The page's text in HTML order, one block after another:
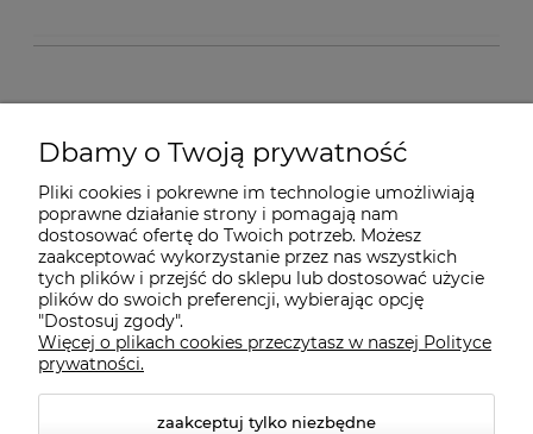
O nas
Dostawa i płatności
Pomoc
Gwarancja i Serwis
Dbamy o Twoją prywatność
Pliki cookies i pokrewne im technologie umożliwiają
poprawne działanie strony i pomagają nam
dostosować ofertę do Twoich potrzeb. Możesz
zaakceptować wykorzystanie przez nas wszystkich
tych plików i przejść do sklepu lub dostosować użycie
plików do swoich preferencji, wybierając opcję
"Dostosuj zgody".
Więcej o plikach cookies przeczytasz w naszej Polityce
prywatności.
zaakceptuj tylko niezbędne